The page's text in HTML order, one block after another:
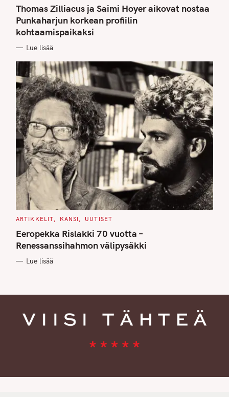
T
E
G
O
R
I
S
Thomas Zilliacus ja Saimi Hoyer aikovat nostaa
Punkaharjun korkean profiilin
kohtaamispaikaksi
Lue lisää
C
T
E
G
O
I
ARTIKKELIT KANSI UUTISET
Eeropekka Rislakki 70 vuotta –
Renessanssihahmon välipysäkki
Lue lisää